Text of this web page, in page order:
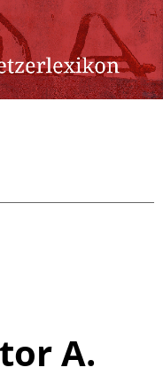
A.